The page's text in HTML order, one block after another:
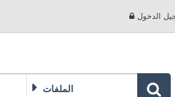
الدخول
الملفات